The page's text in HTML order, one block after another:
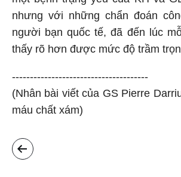
nhưng với những chẩn đoán
người bạn quốc tế, đã đến lúc
thấy rõ hơn được mức độ trầm
--------------------------------------
(Nhân bài viết của GS Pierre
máu chất xám)